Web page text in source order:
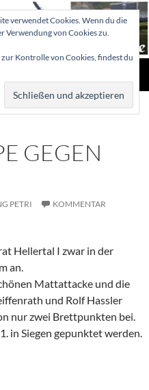
MENÜ
GEGEN
PETRI
KOMMENTAR
Hellertal I zwar in der
an.
Mattattacke und die
und Rolf Hassler
nur zwei Brettpunkten bei.
in Siegen gepunktet werden.
verwendet Cookies. Wenn du die
Verwendung von Cookies zu.
Kontrolle von Cookies, findest du